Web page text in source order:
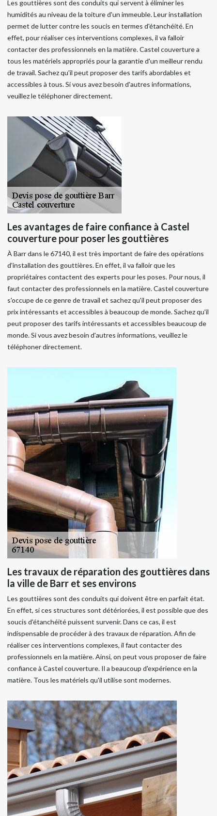
Les gouttières sont des conduits qui servent à éliminer les
humidités au niveau de la toiture d'un immeuble. Leur installation
permet de lutter contre les soucis en termes d'étanchéité. En
effet, pour réaliser ces interventions complexes, il va falloir
contacter des professionnels en la matière. Castel couverture a
tous les matériels appropriés pour la garantie d'un meilleur rendu
de travail. Sachez qu'il peut proposer des tarifs abordables et
accessibles à tous. Si vous avez besoin d'autres informations,
veuillez le téléphoner directement.
Les avantages de faire confiance à Castel
couverture pour poser les gouttières
À Barr dans le 67140, il est très important de faire des opérations
d'installation des gouttières. En effet, il va falloir que les
propriétaires contactent des experts pour les poses. Pour nous, il
faut contacter des professionnels en la matière. Castel couverture
s'occupe de ce genre de travail et sachez qu'il peut proposer des
prix intéressants et accessibles à beaucoup de monde. Sachez qu'il
peut proposer des tarifs intéressants et accessibles beaucoup de
monde. Si vous avez besoin d'autres informations, veuillez le
téléphoner directement.
Les travaux de réparation des gouttières dans
la ville de Barr et ses environs
Les gouttières sont des conduits qui doivent être en parfait état.
En effet, si ces structures sont détériorées, il est possible que des
soucis d'étanchéité puissent survenir. Dans ce cas, il est
indispensable de procéder à des travaux de réparation. Afin de
réaliser ces interventions complexes, il faut contacter des
professionnels en la matière. Ainsi, on peut vous proposer de faire
confiance à Castel couverture. Il a beaucoup d'expérience en la
matière. Tous les matériels qu'il utilise sont modernes.